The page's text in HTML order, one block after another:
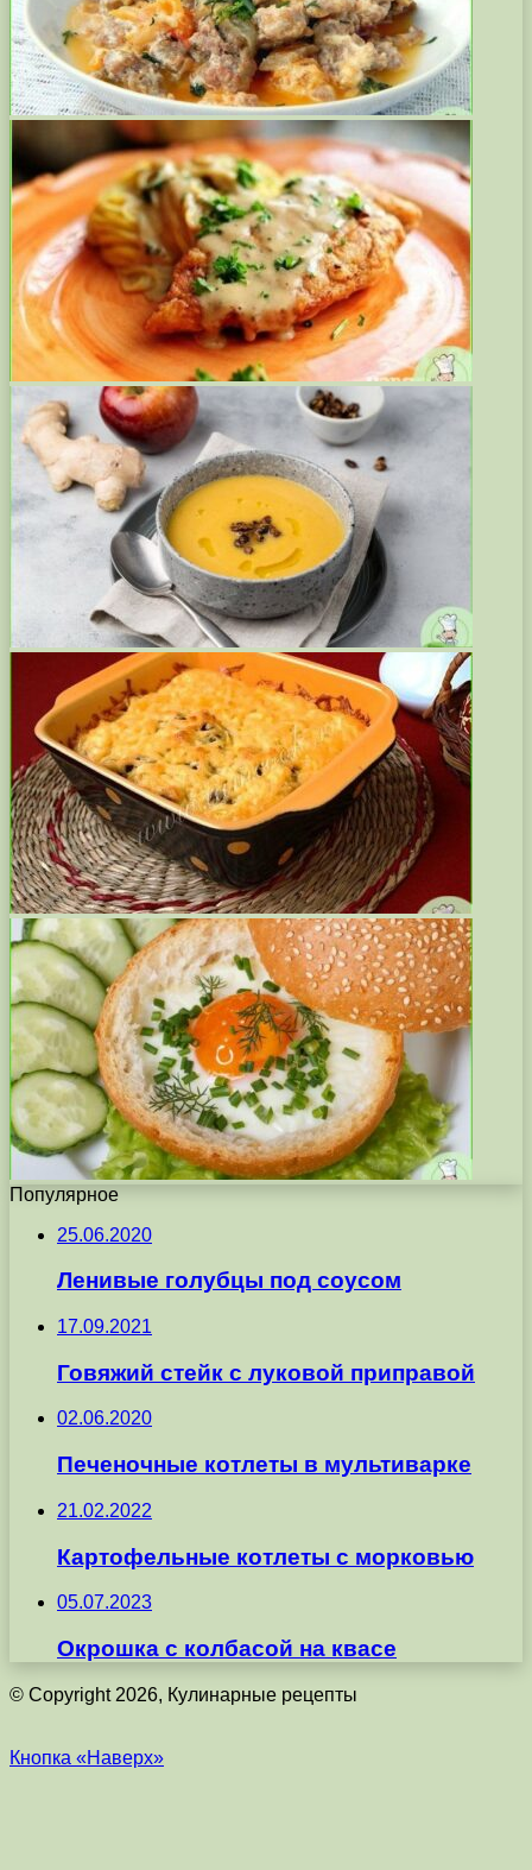
Популярное
25.06.2020
Ленивые голубцы под соусом
17.09.2021
Говяжий стейк с луковой приправой
02.06.2020
Печеночные котлеты в мультиварке
21.02.2022
Картофельные котлеты с морковью
05.07.2023
Окрошка с колбасой на квасе
© Copyright 2026, Кулинарные рецепты
Кнопка «Наверх»